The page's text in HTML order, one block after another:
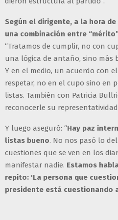
Según el dirigente, a la hora
una combinación entre
“Tratamos de cumplir, no con
una lógica de antaño, sino más
Y en el medio, un acuerdo con
respetar, no en el cupo sino en
listas. También con Patricia
reconocerle su
Y luego aseguró: “Hay paz
listas bueno. No nos pasó lo
cuestiones que se ven en los
manifestar nadie. Estamos
repito: 'La persona que
presidente está cuestionando